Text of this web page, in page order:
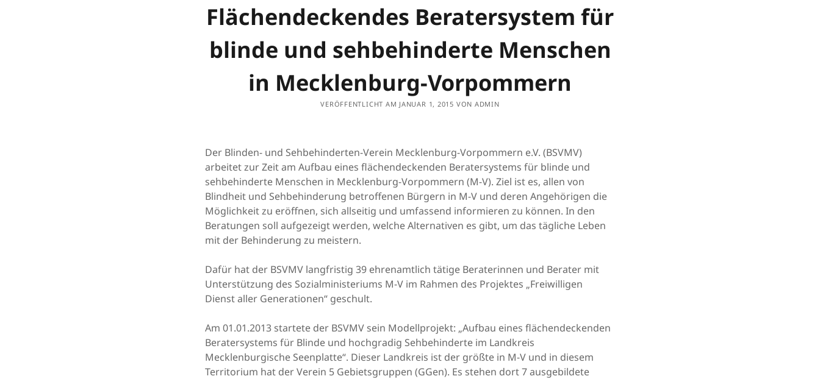
Flächendeckendes Beratersystem für
blinde und sehbehinderte Menschen
in Mecklenburg-Vorpommern
VERÖFFENTLICHT AM JANUAR 1, 2015 VON ADMIN
Der Blinden- und Sehbehinderten-Verein Mecklenburg-Vorpommern e.V. (BSVMV)
arbeitet zur Zeit am Aufbau eines flächendeckenden Beratersystems für blinde und
sehbehinderte Menschen in Mecklenburg-Vorpommern (M-V). Ziel ist es, allen von
Blindheit und Sehbehinderung betroffenen Bürgern in M-V und deren Angehörigen die
Möglichkeit zu eröffnen, sich allseitig und umfassend informieren zu können. In den
Beratungen soll aufgezeigt werden, welche Alternativen es gibt, um das tägliche Leben
mit der Behinderung zu meistern.
Dafür hat der BSVMV langfristig 39 ehrenamtlich tätige Beraterinnen und Berater mit
Unterstützung des Sozialministeriums M-V im Rahmen des Projektes „Freiwilligen
Dienst aller Generationen“ geschult.
Am 01.01.2013 startete der BSVMV sein Modellprojekt: „Aufbau eines flächendeckenden
Beratersystems für Blinde und hochgradig Sehbehinderte im Landkreis
Mecklenburgische Seenplatte“. Dieser Landkreis ist der größte in M-V und in diesem
Territorium hat der Verein 5 Gebietsgruppen (GGen). Es stehen dort 7 ausgebildete